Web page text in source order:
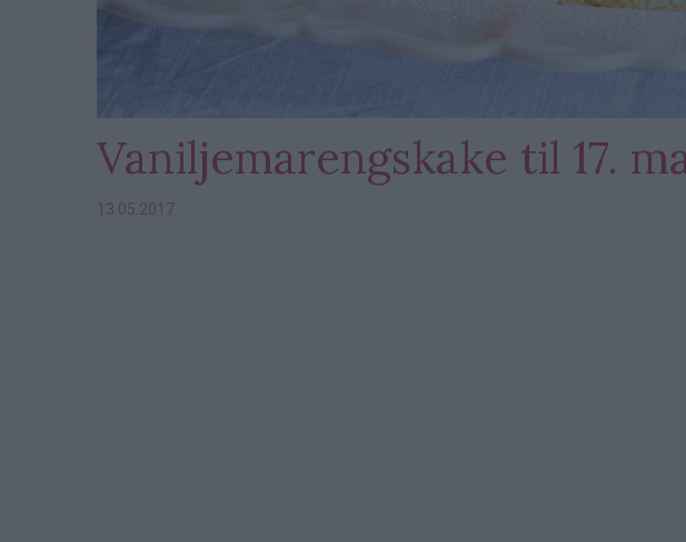
Vaniljemarengskake til 17.
13.05.2017